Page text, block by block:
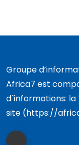
Groupe
Africa7 est
d`informations: la
site (https://